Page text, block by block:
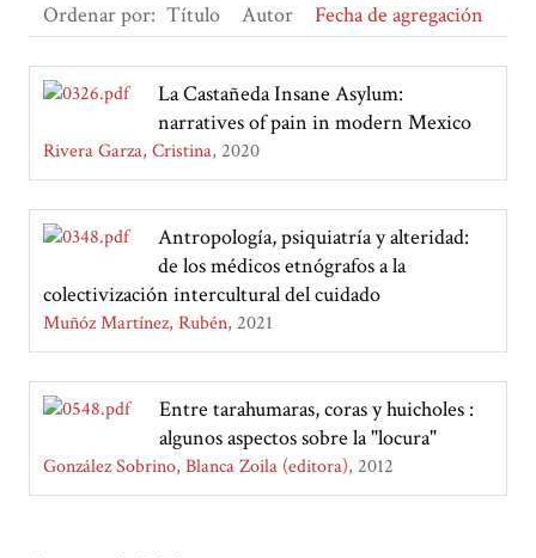
Ordenar por: Título Autor Fecha de agregación
La Castañeda Insane Asylum:
narratives of pain in modern Mexico
Rivera Garza, Cristina 2020
Antropología, psiquiatría y alteridad:
de los médicos etnógrafos a la
colectivización intercultural del cuidado
Muñóz Martínez, Rubén 2021
Entre tarahumaras, coras y huicholes :
algunos aspectos sobre la "locura"
González Sobrino, Blanca Zoila (editora) 2012